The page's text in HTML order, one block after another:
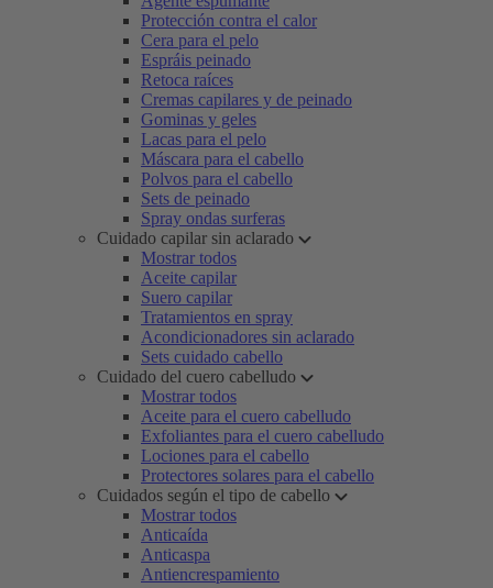
Protección contra el calor
Cera para el pelo
Espráis peinado
Retoca raíces
Cremas capilares y de peinado
Gominas y geles
Lacas para el pelo
Máscara para el cabello
Polvos para el cabello
Sets de peinado
Spray ondas surferas
Cuidado capilar sin aclarado
Mostrar todos
Aceite capilar
Suero capilar
Tratamientos en spray
Acondicionadores sin aclarado
Sets cuidado cabello
Cuidado del cuero cabelludo
Mostrar todos
Aceite para el cuero cabelludo
Exfoliantes para el cuero cabelludo
Lociones para el cabello
Protectores solares para el cabello
Cuidados según el tipo de cabello
Mostrar todos
Anticaída
Anticaspa
Antiencrespamiento